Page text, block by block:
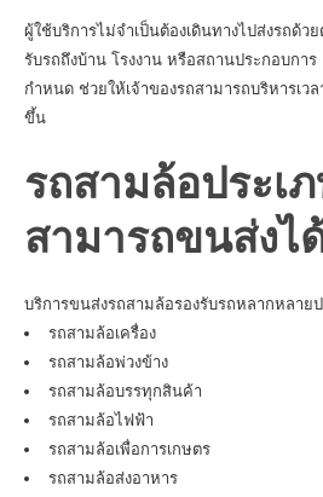
ผู้ใช้บริการไม่จำเป็นต้องเดินทางไปส่งรถด้ว
รับรถถึงบ้าน โรงงาน หรือสถานประกอบกา
กำหนด ช่วยให้เจ้าของรถสามารถบริหารเว
ขึ้น
รถสามล้อประเ
สามารถขนส่งไ
บริการขนส่งรถสามล้อรองรับรถหลากหลาย
รถสามล้อเครื่อง
รถสามล้อพ่วงข้าง
รถสามล้อบรรทุกสินค้า
รถสามล้อไฟฟ้า
รถสามล้อเพื่อการเกษตร
รถสามล้อส่งอาหาร